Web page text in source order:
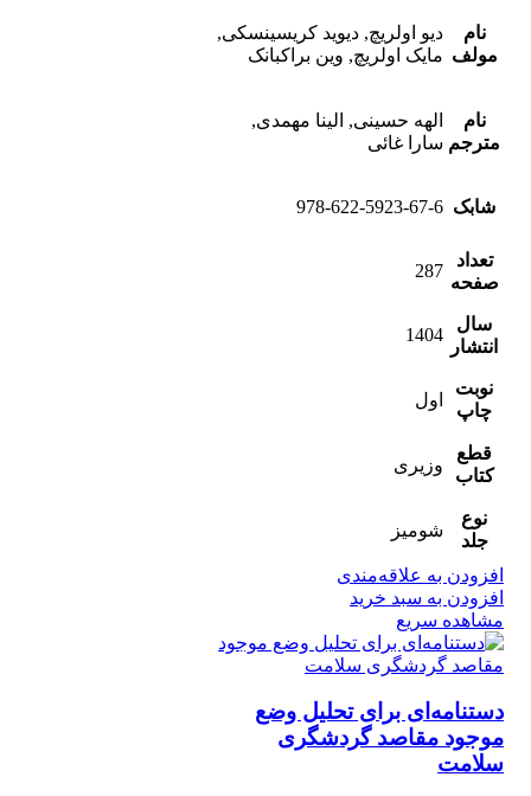
نام
مولف
دیو اولریچ, دیوید کریسینسکی,
مایک اولریچ, وین براکبانک
نام
مترجم
الهه حسینی, الینا مهمدی,
سارا غائی
شابک 978-622-5923-67-6
تعداد
صفحه
287
سال
انتشار
1404
نوبت
چاپ
اول
قطع
کتاب
وزیری
نوع
جلد
شومیز
افزودن به علاقه‌مندی
افزودن به سبد خرید
مشاهده سریع
دستنامه‌ای برای تحلیل وضع
موجود مقاصد گردشگری
سلامت